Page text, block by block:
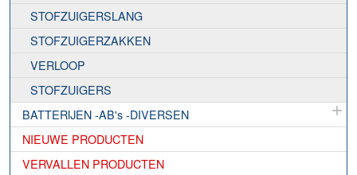
STOFZUIGERSLANG
STOFZUIGERZAKKEN
VERLOOP
STOFZUIGERS
BATTERIJEN -AB's -DIVERSEN
NIEUWE PRODUCTEN
VERVALLEN PRODUCTEN